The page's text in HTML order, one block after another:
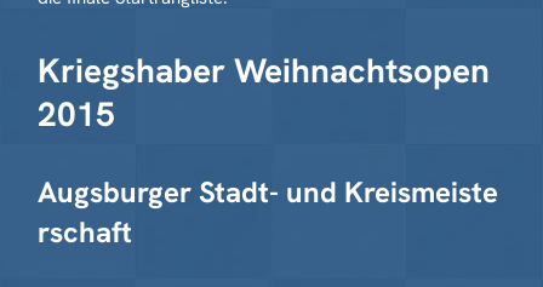
Kriegshaber Weihnachtsopen
2015
Augsburger Stadt- und Kreismeiste
rschaft